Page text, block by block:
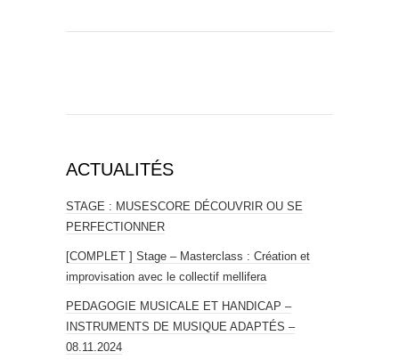
ACTUALITÉS
STAGE : MUSESCORE DÉCOUVRIR OU SE
PERFECTIONNER
[COMPLET ] Stage – Masterclass : Création et
improvisation avec le collectif mellifera
PEDAGOGIE MUSICALE ET HANDICAP –
INSTRUMENTS DE MUSIQUE ADAPTÉS –
08.11.2024